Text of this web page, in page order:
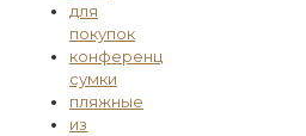
для
покупок
конференц
сумки
пляжные
из